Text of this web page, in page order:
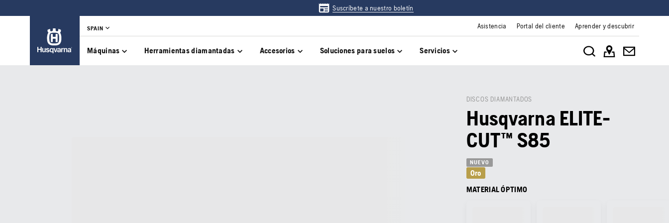
Suscríbete a nuestro boletín
SPAIN Asistencia Portal del cliente Aprender y descubrir
Máquinas Herramientas diamantadas Accesorios Soluciones para suelos Servicios
DISCOS DIAMANTADOS
Husqvarna ELITE-
CUT™ S85
NUEVO
Oro
MATERIAL ÓPTIMO